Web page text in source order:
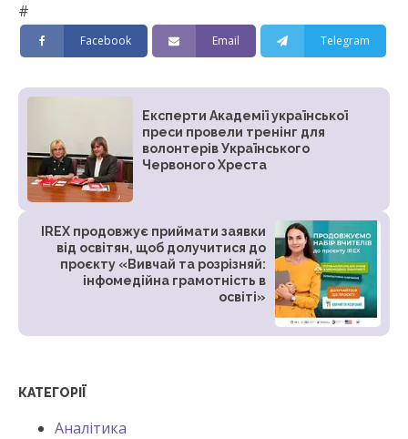
#
Facebook Email Telegram
Експерти Академії української
преси провели тренінг для
волонтерів Українського
Червоного Хреста
IREX продовжує приймати заявки
від освітян, щоб долучитися до
проєкту «Вивчай та розрізняй:
інфомедійна грамотність в
освіті»
КАТЕГОРІЇ
Аналітика